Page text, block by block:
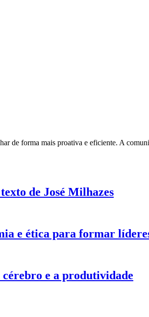
de forma mais proativa e eficiente. A
de José Milhazes
e ética para formar
cérebro e a produtividade